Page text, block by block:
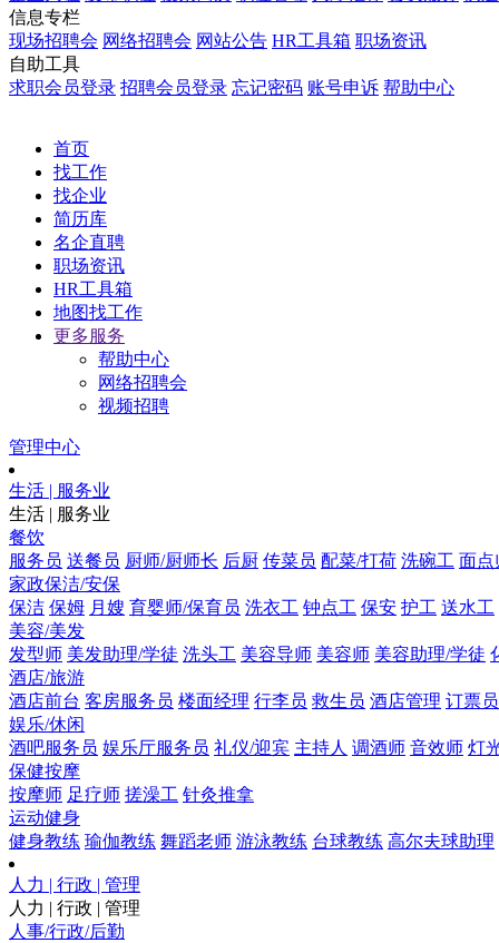
信息专栏
现场招聘会 网络招聘会 网站公告 HR工具箱 职场资讯
自助工具
求职会员登录 招聘会员登录 忘记密码 账号申诉 帮助中心
首页
找工作
找企业
简历库
名企直聘
职场资讯
HR工具箱
地图找工作
更多服务
帮助中心
网络招聘会
视频招聘
管理中心
生活 | 服务业
生活 | 服务业
餐饮
服务员 送餐员 厨师/厨师长 后厨 传菜员 配菜/打荷 洗碗工 面点
家政保洁/安保
保洁 保姆 月嫂 育婴师/保育员 洗衣工 钟点工 保安 护工 送水工
美容/美发
发型师 美发助理/学徒 洗头工 美容导师 美容师 美容助理/学徒
酒店/旅游
酒店前台 客房服务员 楼面经理 行李员 救生员 酒店管理 订票员
娱乐/休闲
酒吧服务员 娱乐厅服务员 礼仪/迎宾 主持人 调酒师 音效师 灯
保健按摩
按摩师 足疗师 搓澡工 针灸推拿
运动健身
健身教练 瑜伽教练 舞蹈老师 游泳教练 台球教练 高尔夫球助理
人力 | 行政 | 管理
人力 | 行政 | 管理
人事/行政/后勤